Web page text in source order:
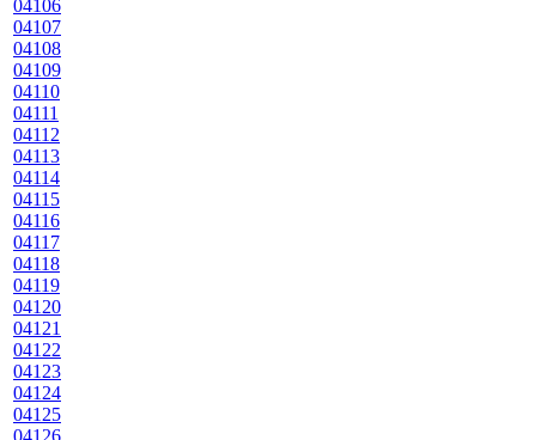
04106
04107
04108
04109
04110
04111
04112
04113
04114
04115
04116
04117
04118
04119
04120
04121
04122
04123
04124
04125
04126